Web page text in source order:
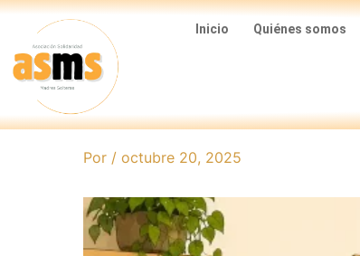
Ir
contenido
Inicio Quiénes somos
Por / octubre 20, 2025